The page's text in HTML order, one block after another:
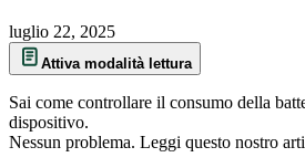
luglio 22, 2025
Attiva modalità lettura
Sai come controllare il consumo della
dispositivo.
Nessun problema. Leggi questo nostro